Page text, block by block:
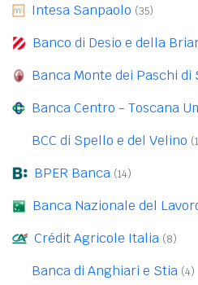
Intesa Sanpaolo (35)
Banco di Desio e della
Banca Monte dei Paschi di
Banca Centro - Toscana
BCC di Spello e del Velino
BPER Banca (14)
Banca Nazionale del
Crédit Agricole Italia (8)
Banca di Anghiari e Stia (4)